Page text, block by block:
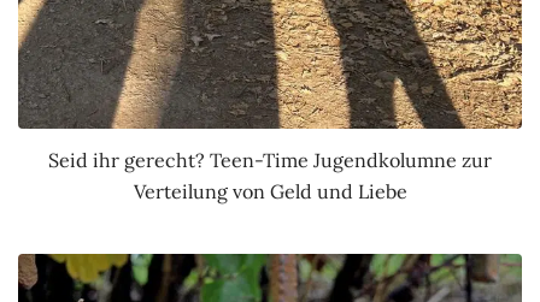
Seid ihr gerecht? Teen-Time Jugendkolumne zur
Verteilung von Geld und Liebe